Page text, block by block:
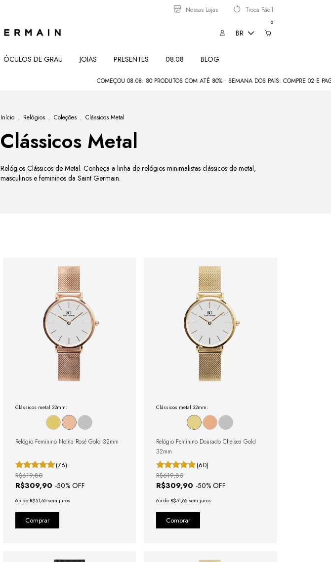
Nossas Lojas Troca Fácil
BR
0
ÓCULOS DE GRAU JOIAS PRESENTES 08.08 BLOG
COMEÇOU 08.08: 80 PRODUTOS COM ATÉ 80% • SEMANA DOS PAIS: COMPRE 02 E PAGUE
Início . Relógios . Coleções . Clássicos Metal
Clássicos Metal
Relógios Clássicos de Metal. Conheça a linha de relógios minimalistas clássicos de metal,
masculinos e femininos da Saint Germain.
Clássicos metal 32mm:
Relógio Feminino Nolita Rosé Gold 32mm
(76)
R$309,90 -50% OFF
R$619,80
6 x de R$51,65 sem juros
Clássicos metal 32mm:
Relógio Feminino Dourado Chelsea Gold
32mm
(60)
R$309,90 -50% OFF
R$619,80
6 xde R$51,65 sem juros